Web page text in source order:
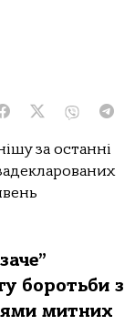
боротьби з
митних